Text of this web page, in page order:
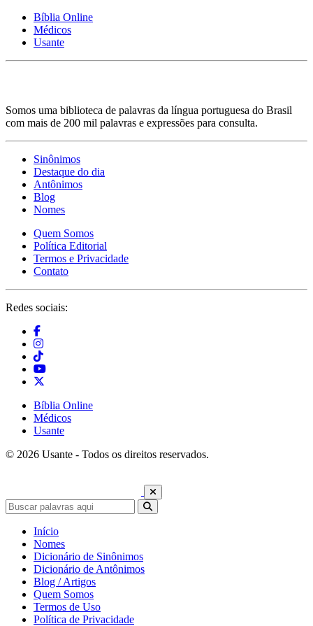
Bíblia Online
Médicos
Usante
Somos uma biblioteca de palavras da língua portuguesa do Brasil
com mais de 200 mil palavras e expressões para consulta.
Sinônimos
Destaque do dia
Antônimos
Blog
Nomes
Quem Somos
Política Editorial
Termos e Privacidade
Contato
Redes sociais:
Bíblia Online
Médicos
Usante
© 2026 Usante - Todos os direitos reservados.
Início
Nomes
Dicionário de Sinônimos
Dicionário de Antônimos
Blog / Artigos
Quem Somos
Termos de Uso
Política de Privacidade